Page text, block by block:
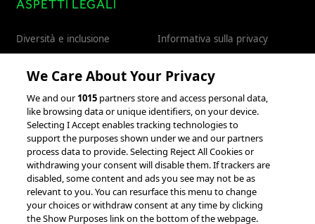
ASPETTI LEGALI
Diversità e inclusione
Governance
Informativa sulla privacy
Brevetti
RISORSE
Partnership e integrazioni
We Care About Your Privacy
We and our1015 partners store and access personal data,
like browsing data or unique identifiers, on your device.
Selecting I Accept enables tracking technologies to
support the purposes shown under we and our partners
process data to provide. Selecting Reject All Cookies or
withdrawing your consent will disable them. If trackers are
disabled, some content and ads you see may not be as
relevant to you. You can resurface this menu to change
your choices or withdraw consent at any time by clicking
the Show Purposes link on the bottom of the webpage.